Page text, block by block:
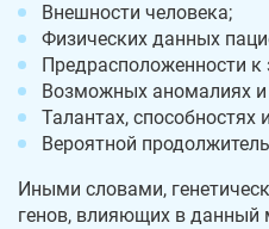
Внешности человека;
Физических данных
Предрасположенности
Возможных аномалиях и
Талантах, способностях
Вероятной
Иными словами,
генов, влияющих в данный